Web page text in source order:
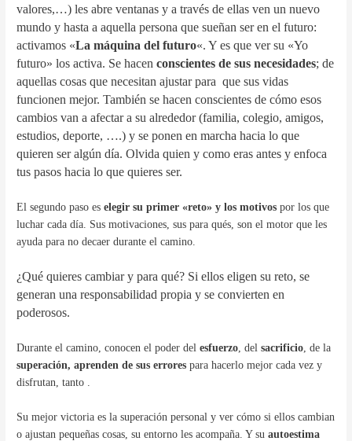
valores,…) les abre ventanas y a través de ellas ven un nuevo
mundo y hasta a aquella persona que sueñan ser en el futuro:
activamos «La máquina del futuro«. Y es que ver su «Yo
futuro» los activa. Se hacenconscientes de sus necesidades; de
aquellas cosas que necesitan ajustar para que sus vidas
funcionen mejor. También se hacen conscientes de cómo esos
cambios van a afectar a su alrededor (familia, colegio, amigos,
estudios, deporte, ….) y se ponen en marcha hacia lo que
quieren ser algún día. Olvida quien y como eras antes y enfoca
tus pasos hacia lo que quieres ser.
El segundo paso eselegir su primer «reto» y los motivos por los que
luchar cada día. Sus motivaciones, sus para qués, son el motor que les
ayuda para no decaer durante el camino.
¿Qué quieres cambiar y para qué? Si ellos eligen su reto, se
generan una responsabilidad propia y se convierten en
poderosos.
Durante el camino, conocen el poder delesfuerzo , delsacrificio , de la
superación, aprenden de sus errores para hacerlo mejor cada vez y
disfrutan, tanto .
Su mejor victoria es la superación personal y ver cómo si ellos cambian
o ajustan pequeñas cosas, su entorno les acompaña. Y suautoestima